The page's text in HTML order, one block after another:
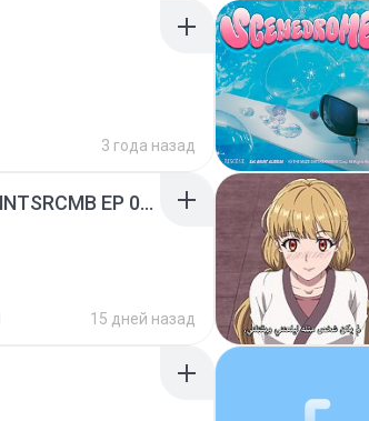
3 года назад
[Witanime.com] RKNGMNNTSRCMB EP 05 HD.mp4
15 дней назад